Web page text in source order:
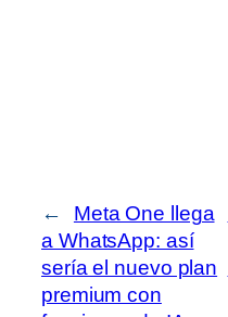
←
Meta One llega
a WhatsApp: así
sería el nuevo plan
premium con